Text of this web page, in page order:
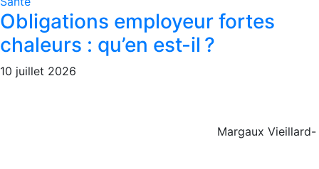
Obligations employeur fortes
chaleurs : qu’en est-il ?
10 juillet 2026
Margaux Vieillard-